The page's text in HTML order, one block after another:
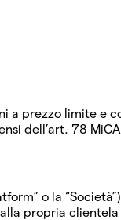
a prezzo limite e
dell’art. 78
o la
propria